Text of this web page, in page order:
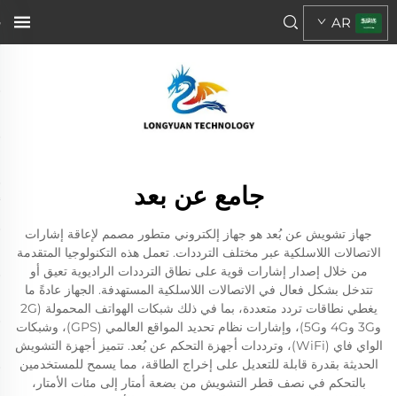
AR
جامع عن بعد
جهاز تشويش عن بُعد هو جهاز إلكتروني متطور مصمم لإعاقة إشارات
الاتصالات اللاسلكية عبر مختلف الترددات. تعمل هذه التكنولوجيا المتقدمة
من خلال إصدار إشارات قوية على نطاق الترددات الراديوية تعيق أو
تتدخل بشكل فعال في الاتصالات اللاسلكية المستهدفة. الجهاز عادةً ما
يغطي نطاقات تردد متعددة، بما في ذلك شبكات الهواتف المحمولة (2G
و3G و4G و5G)، وإشارات نظام تحديد المواقع العالمي (GPS)، وشبكات
الواي فاي (WiFi)، وترددات أجهزة التحكم عن بُعد. تتميز أجهزة التشويش
الحديثة بقدرة قابلة للتعديل على إخراج الطاقة، مما يسمح للمستخدمين
بالتحكم في نصف قطر التشويش من بضعة أمتار إلى مئات الأمتار،